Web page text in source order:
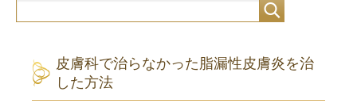
皮膚科で治らなかった脂漏性皮膚炎を治
した方法